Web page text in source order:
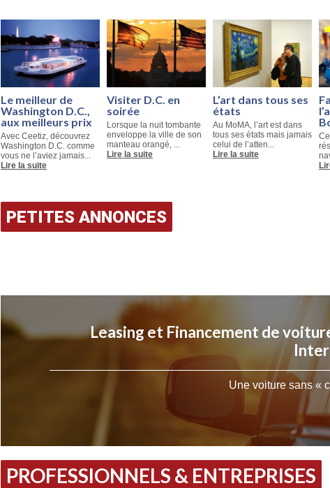
Le meilleur de
Washington D.C.,
aux meilleurs prix
Avec Ceetiz, découvrez
Washington D.C. comme
vous ne l’aviez jamais...
Lire la suite
Visiter D.C. en
soirée
Lorsque la nuit tombante
enveloppe la ville de son
manteau orangé, ...
Lire la suite
L’art dans tous ses
états
Au MoMA, l’art est dans
tous ses états mais jamais
celui de l’atten...
Lire la suite
PETITES ANNONCES
Leasing et Financement de
Une voiture sans «
PROFESSIONNELS & ENTREPRISES